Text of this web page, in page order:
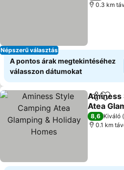
Népszerű választás
0.3 km
A pontos árak megtekintéséhez
válasszon dátumokat
Aminess
Atea
Homes
8,6 Kiváló
0.1 km